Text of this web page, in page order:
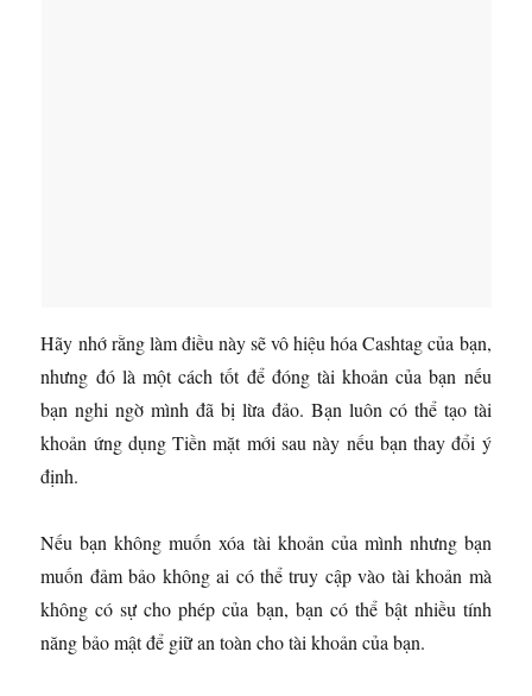
Hãy nhớ rằng làm điều này sẽ vô hiệu hóa Cashtag của bạn,
nhưng đó là một cách tốt để đóng tài khoản của bạn nếu
bạn nghi ngờ mình đã bị lừa đảo. Bạn luôn có thể tạo tài
khoản ứng dụng Tiền mặt mới sau này nếu bạn thay đổi ý
định.
Nếu bạn không muốn xóa tài khoản của mình nhưng bạn
muốn đảm bảo không ai có thể truy cập vào tài khoản mà
không có sự cho phép của bạn, bạn có thể bật nhiều tính
năng bảo mật để giữ an toàn cho tài khoản của bạn.